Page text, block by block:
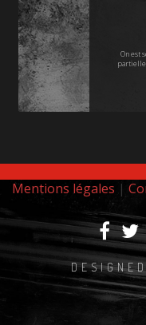
On est
Mentions légales |